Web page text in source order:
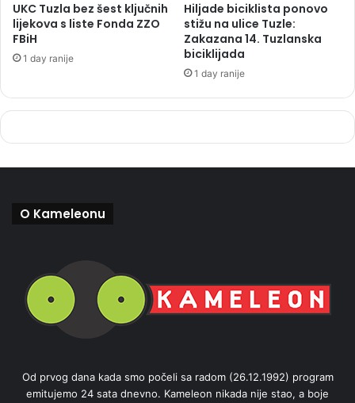
UKC Tuzla bez šest ključnih
lijekova s liste Fonda ZZO
FBiH
1 day ranije
Hiljade biciklista ponovo
stižu na ulice Tuzle:
Zakazana 14. Tuzlanska
biciklijada
1 day ranije
O Kameleonu
Od prvog dana kada smo počeli sa radom (26.12.1992) program
emitujemo 24 sata dnevno. Kameleon nikada nije stao, a boje